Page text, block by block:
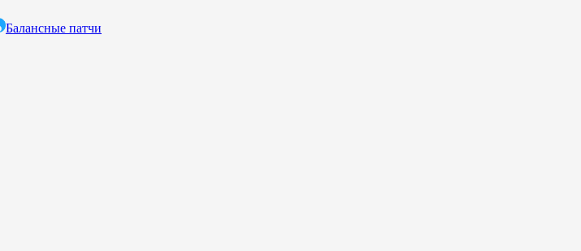
Балансные патчи